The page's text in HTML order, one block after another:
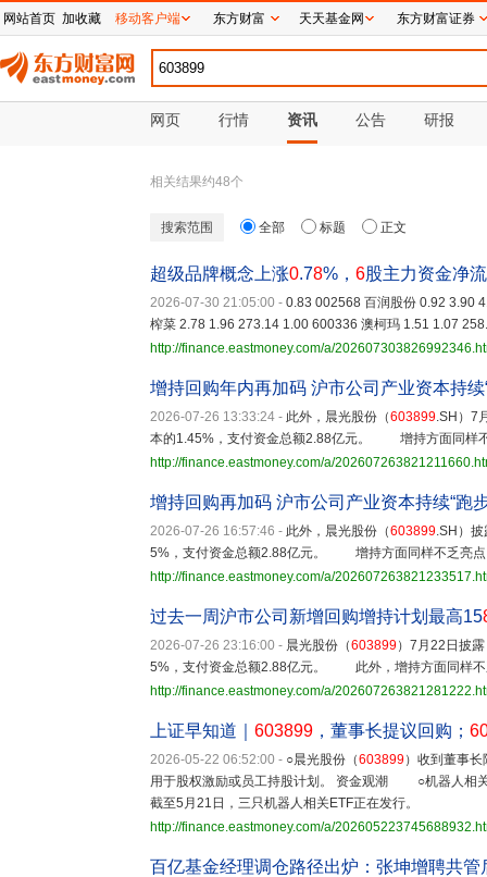
网页 行情 资讯 公告 研报
相关结果约48个
搜索范围 全部 标题 正文
超级品牌概念上涨0.78%， 6股主力资金净
2026-07-30 21:05:00 - 0.83 002568 百润股份 0.92 3.90
榨菜 2.78 1.96 273.14 1.00 600336 澳柯玛 1.51 1.07
http://finance.eastmoney.com/a/
增持回购年内再加码 沪市公司产业资本持续
2026-07-26 13:33:24 - 此外，晨光股份（603899.SH）7
本的1.45%，支付资金总额2.88亿元。 增持方面同样
http://finance.eastmoney.com/a/
增持回购再加码 沪市公司产业资本持续“跑
2026-07-26 16:57:46 - 此外，晨光股份（603899.SH）
5%，支付资金总额2.88亿元。 增持方面同样不乏亮
http://finance.eastmoney.com/a/
过去一周沪市公司新增回购增持计划最高15
2026-07-26 23:16:00 - 晨光股份（603899）7月22日披
5%，支付资金总额2.88亿元。 此外，增持方面同样不
http://finance.eastmoney.com/a/
上证早知道｜ 603899 ，董事长提议回购；
2026-05-22 06:52:00 - ○晨光股份（603899）收到董事
用于股权激励或员工持股计划。 资金观潮 ○机器人相
截至5月21日，三只机器人相关ETF正在发行。
http://finance.eastmoney.com/a/
百亿基金经理调仓路径出炉：张坤增聘共
网站首页 加收藏 移动客户端 东方财富 天天基金网 东方财富证券